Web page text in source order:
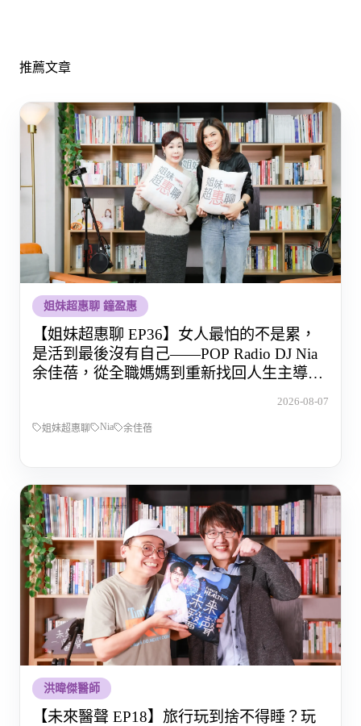
推薦文章
姐妹超惠聊 鐘盈惠
【姐妹超惠聊 EP36】女人最怕的不是累，
是活到最後沒有自己——POP Radio DJ Nia
余佳蓓，從全職媽媽到重新找回人生主導權
2026-08-07
姐妹超惠聊 Nia 余佳蓓
洪暐傑醫師
【未來醫聲 EP18】旅行玩到捨不得睡？玩